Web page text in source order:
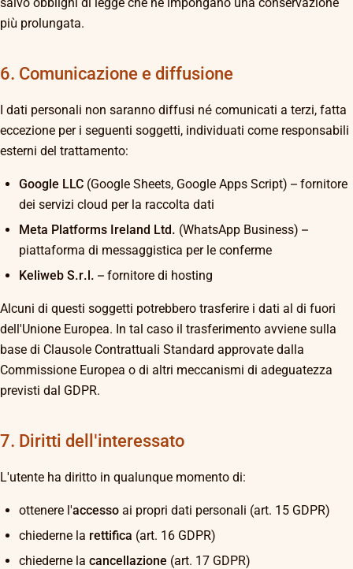
più prolungata.
6. Comunicazione e diffusione
I dati personali non saranno diffusi né comunicati a terzi, fatta
eccezione per i seguenti soggetti, individuati come responsabili
esterni del trattamento:
Google LLC (Google Sheets, Google Apps Script) – fornitore
dei servizi cloud per la raccolta dati
Meta Platforms Ireland Ltd. (WhatsApp Business) –
piattaforma di messaggistica per le conferme
Keliweb S.r.l. – fornitore di hosting
Alcuni di questi soggetti potrebbero trasferire i dati al di fuori
dell'Unione Europea. In tal caso il trasferimento avviene sulla
base di Clausole Contrattuali Standard approvate dalla
Commissione Europea o di altri meccanismi di adeguatezza
previsti dal GDPR.
7. Diritti dell'interessato
L'utente ha diritto in qualunque momento di:
ottenere l'accesso ai propri dati personali (art. 15 GDPR)
chiederne la rettifica (art. 16 GDPR)
chiederne la cancellazione (art. 17 GDPR)